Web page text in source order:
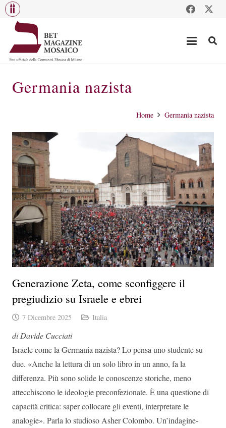
Germania nazista
Home Germania nazista
Generazione Zeta, come sconfiggere il
pregiudizio su Israele e ebrei
7 Dicembre 2025 Italia
di Davide Cucciati
Israele come la Germania nazista? Lo pensa uno studente su
due. «Anche la lettura di un solo libro in un anno, fa la
differenza. Più sono solide le conoscenze storiche, meno
attecchiscono le ideologie preconfezionate. È una questione di
capacità critica: saper collocare gli eventi, interpretare le
analogie». Parla lo studioso Asher Colombo. Un’indagine-